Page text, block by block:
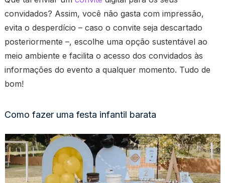
convidados? Assim, você não gasta com impressão,
evita o desperdício – caso o convite seja descartado
posteriormente –, escolhe uma opção sustentável ao
meio ambiente e facilita o acesso dos convidados às
informações do evento a qualquer momento. Tudo de
bom!
Como fazer uma festa infantil barata